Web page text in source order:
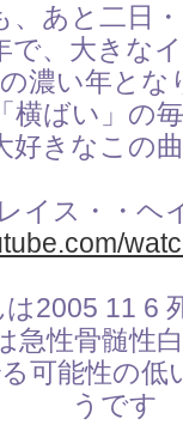
、あと二日
で、大きな
濃い年とな
横ばい」の
好きなこの
イス・・ヘ
は2005 11 6
急性骨髄性
可能性の
うです